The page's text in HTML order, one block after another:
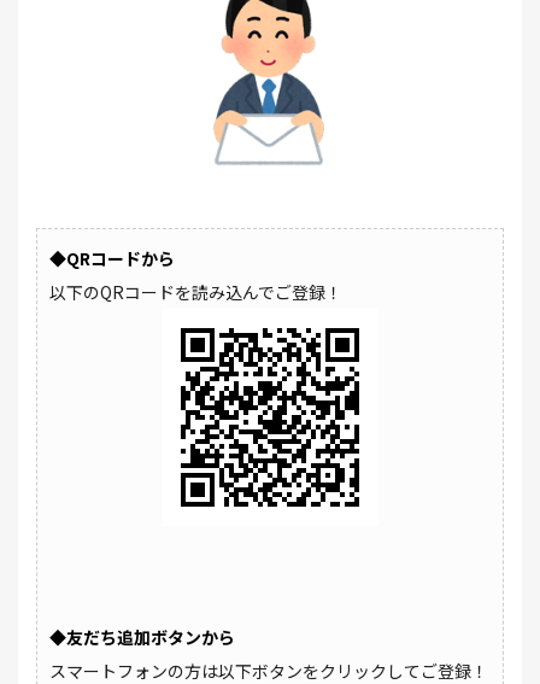
◆QRコードから
以下のQRコードを読み込んでご登録！
◆友だち追加ボタンから
スマートフォンの方は以下ボタンをクリックしてご登録！